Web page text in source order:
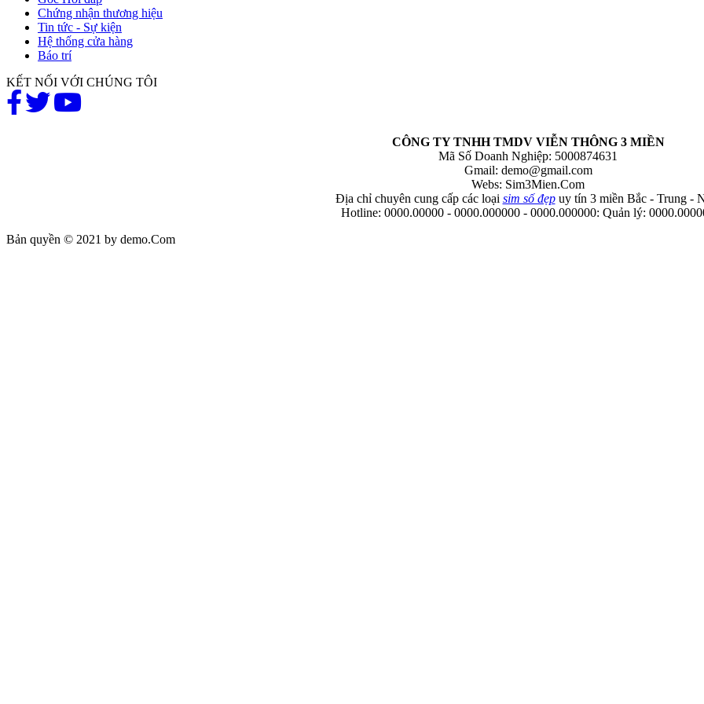
Chứng nhận thương hiệu
Tin tức - Sự kiện
Hệ thống cửa hàng
Báo trí
KẾT NỐI VỚI CHÚNG TÔI
CÔNG TY TNHH TMDV VIỄN THÔNG 3 MIỀN
Mã Số Doanh Nghiệp: 5000874631
Gmail: demo@gmail.com
Webs: Sim3Mien.Com
Địa chỉ chuyên cung cấp các loại sim số đẹpuy tín 3 miền Bắc - Trung -
Hotline: 0000.00000 - 0000.000000 - 0000.000000: Quản lý:
Bản quyền © 2021 by demo.Com